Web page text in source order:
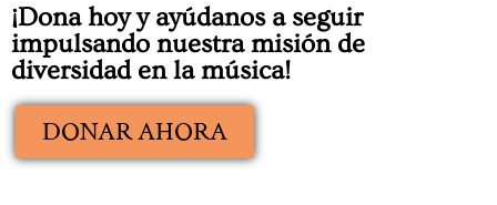
¡Dona hoy y ayúdanos a seguir
impulsando nuestra misión de
diversidad en la música!
DONAR AHORA